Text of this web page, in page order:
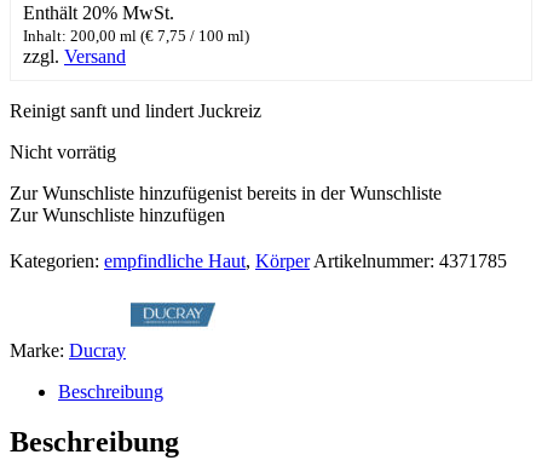
Enthält 20% MwSt.
Inhalt: 200,00 ml (€ 7,75 / 100 ml)
zzgl. Versand
Reinigt sanft und lindert Juckreiz
Nicht vorrätig
Zur Wunschliste hinzufügenist bereits in der Wunschliste
Zur Wunschliste hinzufügen
Kategorien: empfindliche Haut, Körper Artikelnummer: 4371785
Marke: Ducray
Beschreibung
Beschreibung